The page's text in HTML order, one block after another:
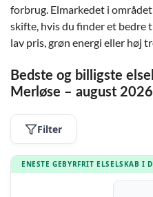
forbrug. Elmarkedet i
skifte, hvis du finder et bedre
lav pris, grøn energi eller høj
Bedste og billigste
Merløse – august 2026
Filter
ENESTE GEBYRFRIT ELSELSKAB I